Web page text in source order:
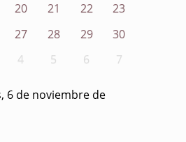
20 21 22
23
27 28 29
30
4 5 6 7
6 de noviembre de